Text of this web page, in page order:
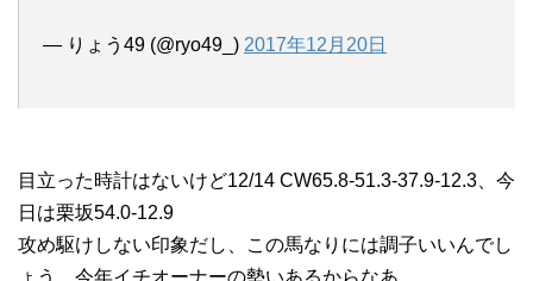
— りょう49 (@ryo49_) 2017年12月20日
目立った時計はないけど12/14 CW65.8-51.3-37.9-12.3、今
日は栗坂54.0-12.9
攻め駆けしない印象だし、この馬なりには調子いいんでし
ょう。今年イチオーナーの勢いあるからなあ。。。